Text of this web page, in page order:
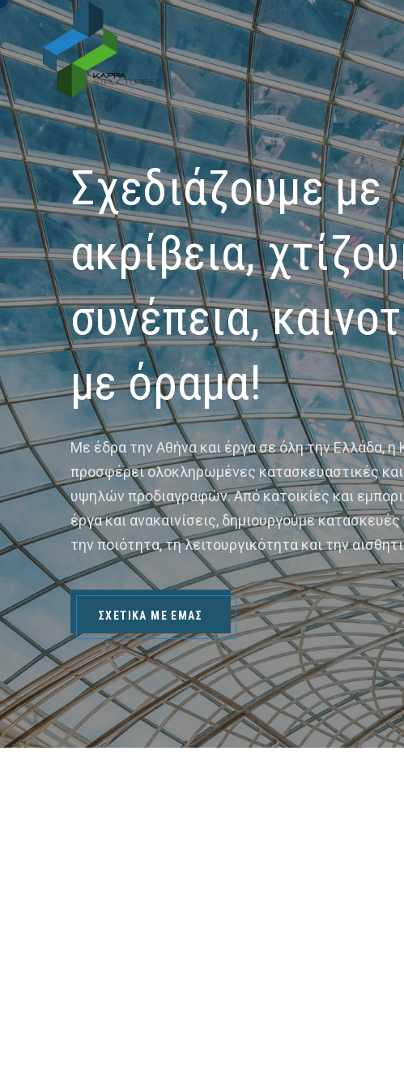
Σχεδιάζουμε με
ακρίβεια,
συνέπεια,
με όραμα!
Με έδρα την Αθήνα και έργα σε όλη την Ελλάδα, η
προσφέρει ολοκληρωμένες κατασκευαστικές
υψηλών προδιαγραφών. Από κατοικίες και
έργα και ανακαινίσεις, δημιουργούμε κατασκευές
την ποιότητα, τη λειτουργικότητα και την
ΣΧΕΤΙΚΆ ΜΕ ΕΜΆΣ
5
6
7
8
9
0
2
3
4
5
6
7
9
0
1
2